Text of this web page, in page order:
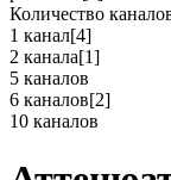
Количество
1 канал[4]
2 канала[1]
5 каналов
6 каналов[2]
10 каналов